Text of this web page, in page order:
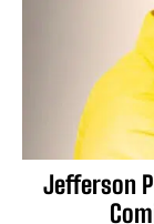
Jefferson